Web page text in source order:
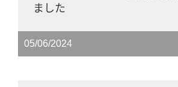
ました
05/06/2024